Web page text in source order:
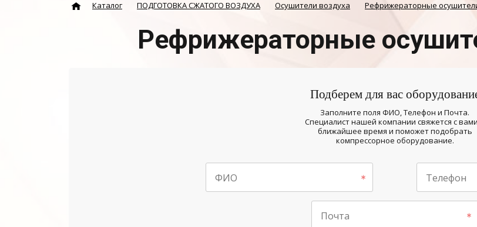
Каталог ПОДГОТОВКА СЖАТОГО ВОЗДУХА Осушители воздуха Рефрижераторные
Рефрижераторные
Подберем для вас
Заполните поля ФИО, Телефон и Почта.
Специалист нашей компании свяжется с
ближайшее время и поможет подобрать
компрессорное оборудование.
ФИО Телефон
Почта